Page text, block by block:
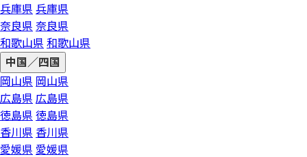
兵庫県 兵庫県
奈良県 奈良県
和歌山県 和歌山県
中国／四国
岡山県 岡山県
広島県 広島県
徳島県 徳島県
香川県 香川県
愛媛県 愛媛県